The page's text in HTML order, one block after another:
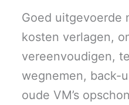
Goed uitgevoerde
kosten verlagen,
vereenvoudigen,
wegnemen, back-
oude VM’s